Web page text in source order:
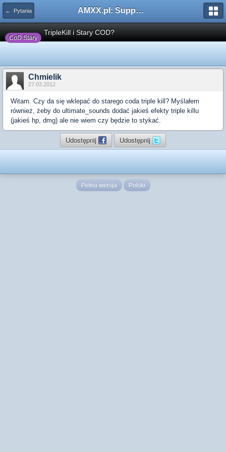
← Pytania AMXX.pl: Support AMX Mod X i SourceMod
CoD Stary
TripleKill i Stary COD?
Chmielik
27.03.2012
Witam. Czy da się wklepać do starego coda triple kill? Myślałem
również, żeby do ultimate_sounds dodać jakieś efekty triple killu
(jakieś hp, dmg) ale nie wiem czy będzie to stykać.
Udostępnij Udostępnij
Pełna wersja Polski